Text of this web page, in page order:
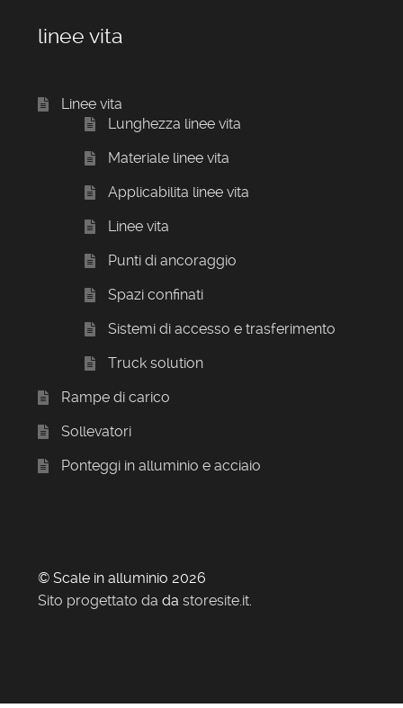
linee vita
Linee vita
Lunghezza linee vita
Materiale linee vita
Applicabilita linee vita
Linee vita
Punti di ancoraggio
Spazi confinati
Sistemi di accesso e trasferimento
Truck solution
Rampe di carico
Sollevatori
Ponteggi in alluminio e acciaio
© Scale in alluminio 2026
Sito progettato da da storesite.it.